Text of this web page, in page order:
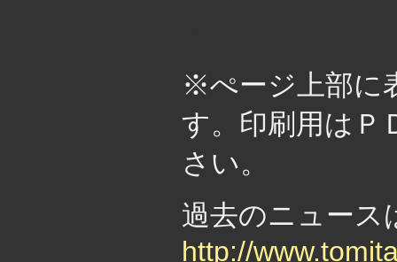
※ぺージ上部に
す。印刷用はＰ
さい。
過去のニュ
http://